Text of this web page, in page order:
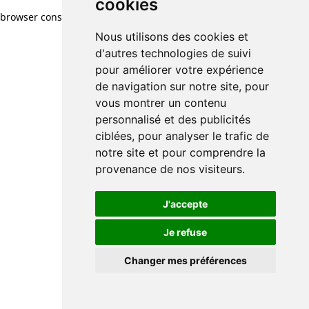
cookies
Nous utilisons des cookies et
d'autres technologies de suivi
pour améliorer votre expérience
de navigation sur notre site, pour
vous montrer un contenu
personnalisé et des publicités
ciblées, pour analyser le trafic de
notre site et pour comprendre la
provenance de nos visiteurs.
J'accepte
Je refuse
Changer mes préférences
browser console for more information)